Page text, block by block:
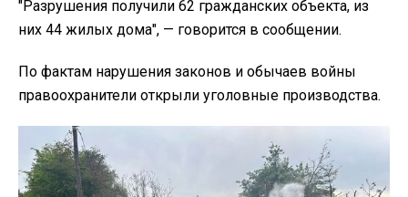
"Разрушения получили 62 гражданских объекта, из
них 44 жилых дома", — говорится в сообщении.
По фактам нарушения законов и обычаев войны
правоохранители открыли уголовные производства.